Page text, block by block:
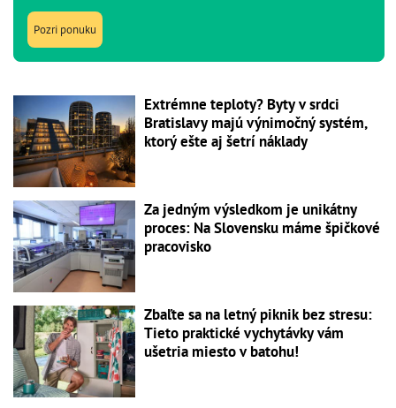
Pozri ponuku
Extrémne teploty? Byty v srdci
Bratislavy majú výnimočný systém,
ktorý ešte aj šetrí náklady
Za jedným výsledkom je unikátny
proces: Na Slovensku máme špičkové
pracovisko
Zbaľte sa na letný piknik bez stresu:
Tieto praktické vychytávky vám
ušetria miesto v batohu!